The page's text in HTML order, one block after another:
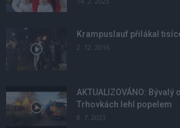
Krampuslauf přilákal
2. 12. 2016
AKTUALIZOVÁNO: Bývalý
Trhovkách lehl popelem
8. 7. 2023